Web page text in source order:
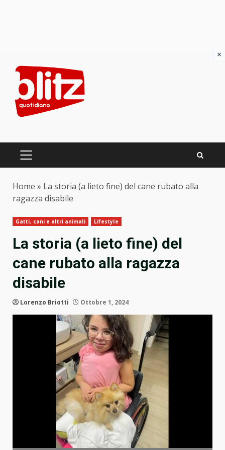
content
PRIMARY
Home » La storia (a lieto fine) del cane rubato alla
ragazza disabile
Gatti, cani e altri animali Lifestyle
La storia (a lieto fine) del
cane rubato alla ragazza
disabile
Lorenzo Briotti Ottobre 1, 2024
×